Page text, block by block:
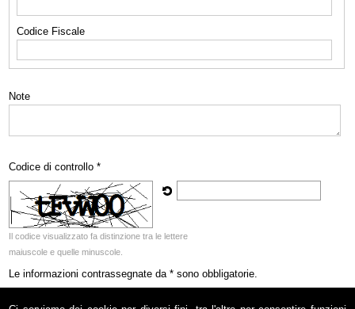
Codice Fiscale
Note
Codice di controllo *
Il codice visualizzato fa distinzione tra le lettere
maiuscole e quelle minuscole.
Le informazioni contrassegnate da * sono obbligatorie.